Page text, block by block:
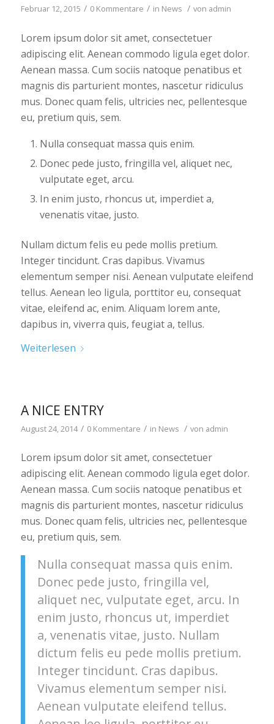
Februar 12, 2015 / 0 Kommentare / in News / von admin
Lorem ipsum dolor sit amet, consectetuer
adipiscing elit. Aenean commodo ligula eget dolor.
Aenean massa. Cum sociis natoque penatibus et
magnis dis parturient montes, nascetur ridiculus
mus. Donec quam felis, ultricies nec, pellentesque
eu, pretium quis, sem.
Nulla consequat massa quis enim.
Donec pede justo, fringilla vel, aliquet nec,
vulputate eget, arcu.
In enim justo, rhoncus ut, imperdiet a,
venenatis vitae, justo.
Nullam dictum felis eu pede mollis pretium.
Integer tincidunt. Cras dapibus. Vivamus
elementum semper nisi. Aenean vulputate eleifend
tellus. Aenean leo ligula, porttitor eu, consequat
vitae, eleifend ac, enim. Aliquam lorem ante,
dapibus in, viverra quis, feugiat a, tellus.
Weiterlesen
A NICE ENTRY
August 24, 2014 / 0 Kommentare / in News / von admin
Lorem ipsum dolor sit amet, consectetuer
adipiscing elit. Aenean commodo ligula eget dolor.
Aenean massa. Cum sociis natoque penatibus et
magnis dis parturient montes, nascetur ridiculus
mus. Donec quam felis, ultricies nec, pellentesque
eu, pretium quis, sem.
Nulla consequat massa quis enim.
Donec pede justo, fringilla vel,
aliquet nec, vulputate eget, arcu. In
enim justo, rhoncus ut, imperdiet
a, venenatis vitae, justo. Nullam
dictum felis eu pede mollis pretium.
Integer tincidunt. Cras dapibus.
Vivamus elementum semper nisi.
Aenean vulputate eleifend tellus.